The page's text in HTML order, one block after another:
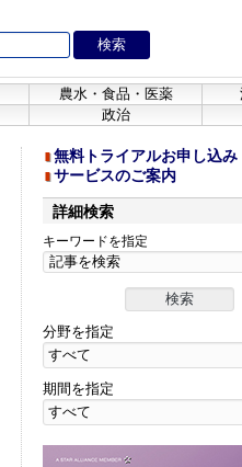
農水・食品・医薬
政治
無料トライアルお申し込み
サービスのご案内
詳細検索
キーワードを指定
分野を指定
期間を指定